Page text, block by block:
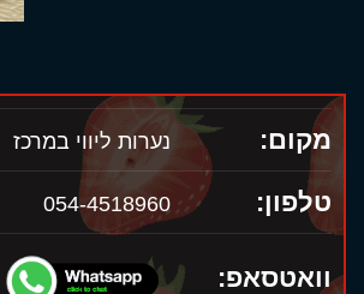
מקום: נערות ליווי במרכז
טלפון: 054-4518960
וואטסאפ: